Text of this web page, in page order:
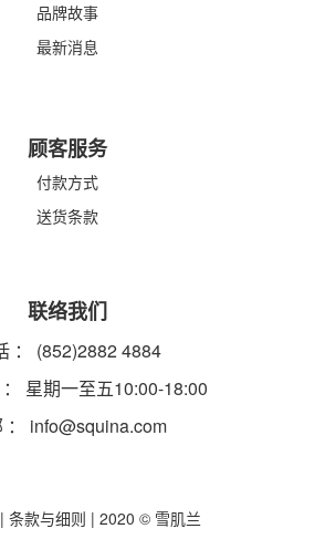
品牌故事
最新消息
顾客服务
付款方式
送货条款
联络我们
： (852)2882 4884
星期一至五10:00-18:00
info@squina.com
| 条款与细则 | 2020 © 雪肌兰